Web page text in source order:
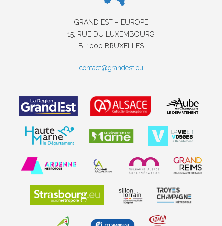
GRAND EST – EUROPE
15, RUE DU LUXEMBOURG
B-1000 BRUXELLES
contact@grandest.eu